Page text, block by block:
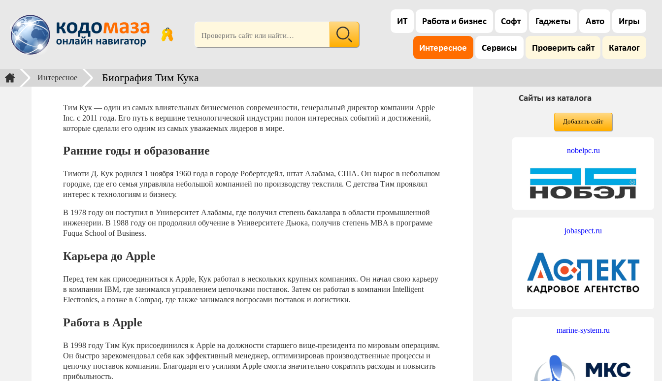
ИТ Работа и бизнес Софт Гаджеты Авто Игры
Интересное Сервисы Проверить сайт Каталог
Интересное Биография Тим Кука
Тим Кук — один из самых влиятельных бизнесменов современности, генеральный директор компании Apple
Inc. с 2011 года. Его путь к вершине технологической индустрии полон интересных событий и достижений,
которые сделали его одним из самых уважаемых лидеров в мире.
Ранние годы и образование
Тимоти Д. Кук родился 1 ноября 1960 года в городе Робертсдейл, штат Алабама, США. Он вырос в небольшом
городке, где его семья управляла небольшой компанией по производству текстиля. С детства Тим проявлял
интерес к технологиям и бизнесу.
В 1978 году он поступил в Университет Алабамы, где получил степень бакалавра в области промышленной
инженерии. В 1988 году он продолжил обучение в Университете Дьюка, получив степень MBA в программе
Fuqua School of Business.
Карьера до Apple
Перед тем как присоединиться к Apple, Кук работал в нескольких крупных компаниях. Он начал свою карьеру
в компании IBM, где занимался управлением цепочками поставок. Затем он работал в компании Intelligent
Electronics, а позже в Compaq, где также занимался вопросами поставок и логистики.
Работа в Apple
В 1998 году Тим Кук присоединился к Apple на должности старшего вице-президента по мировым операциям.
Он быстро зарекомендовал себя как эффективный менеджер, оптимизировав производственные процессы и
цепочку поставок компании. Благодаря его усилиям Apple смогла значительно сократить расходы и повысить
прибыльность.
Сайты из каталога
Добавить сайт
nobelpc.ru
jobaspect.ru
marine-system.ru